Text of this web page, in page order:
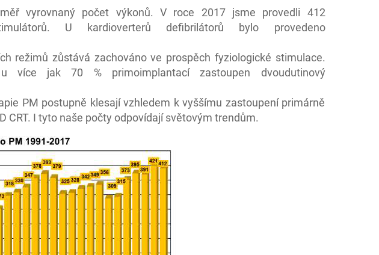
vyrovnaný počet výkonů. V roce 2017 jsme provedli 412
U kardioverterů defibrilátorů bylo provedeno
režimů zůstává zachováno ve prospěch fyziologické stimulace.
více jak 70 % primoimplantací zastoupen dvoudutinový
PM postupně klesají vzhledem k vyššímu zastoupení primárně
CRT. I tyto naše počty odpovídají světovým trendům.